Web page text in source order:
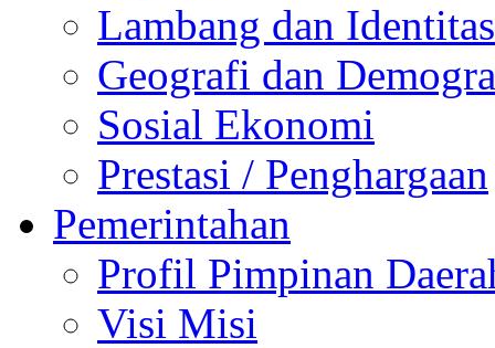
Lambang dan Identitas
Geografi dan
Sosial Ekonomi
Prestasi / Penghargaan
Pemerintahan
Profil Pimpinan
Visi Misi